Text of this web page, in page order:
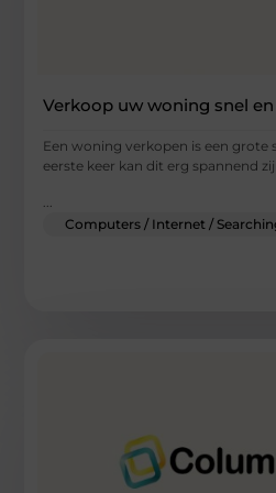
Verkoop uw woning snel
Een woning verkopen is een grote
eerste keer kan dit erg spannend
Computers / Internet /